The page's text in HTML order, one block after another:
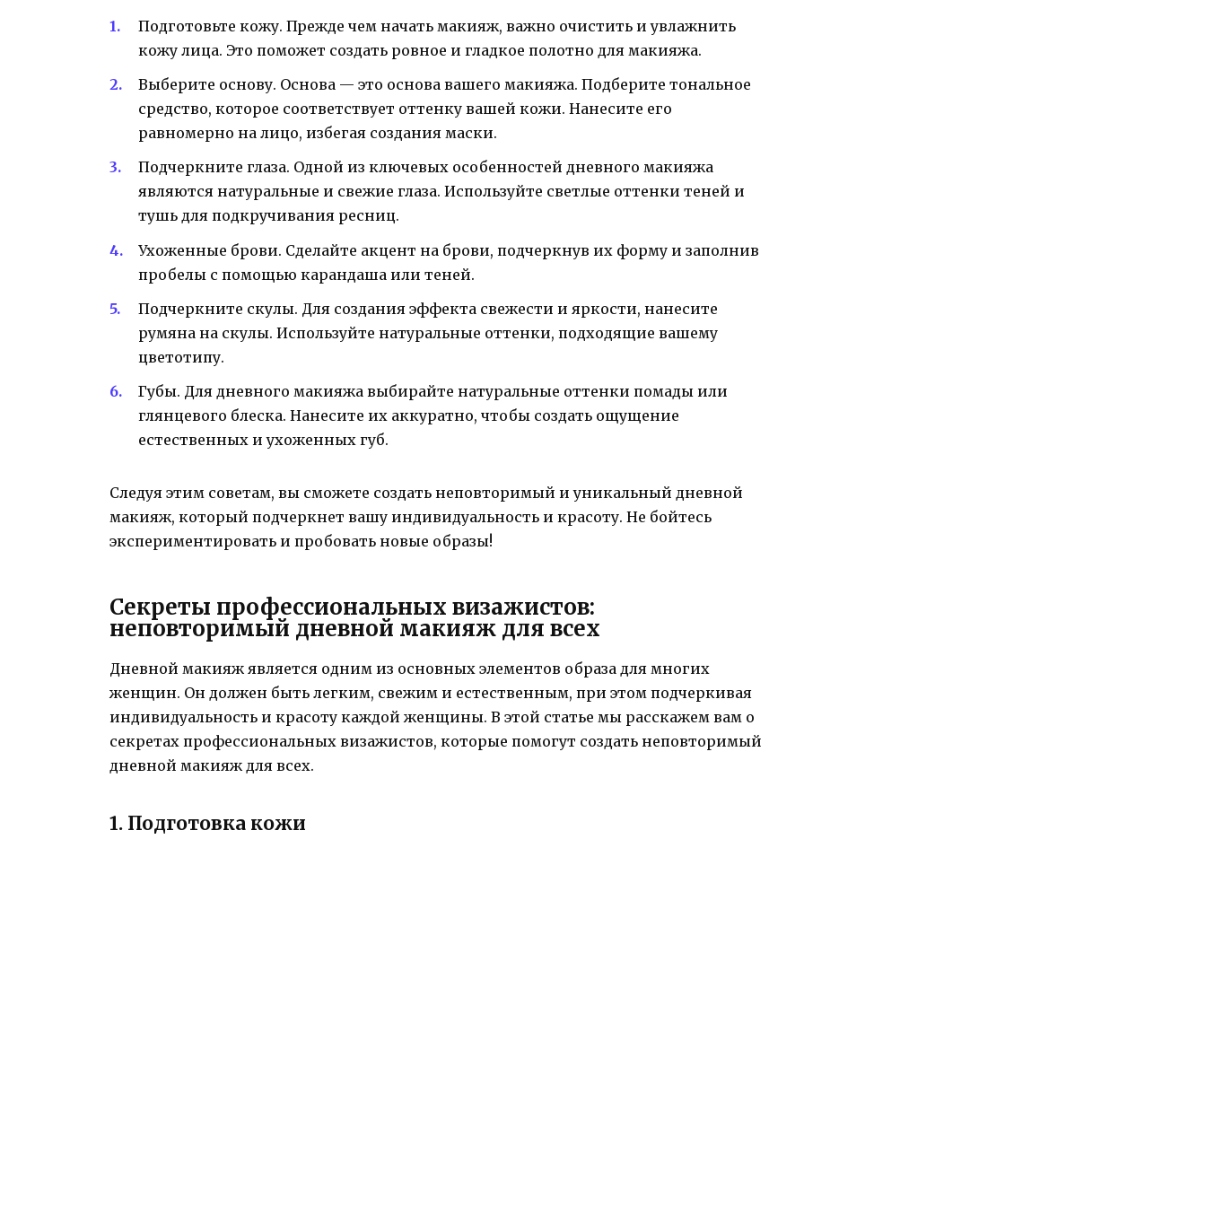
Подготовьте кожу. Прежде чем начать макияж, важно очистить и увлажнить
кожу лица. Это поможет создать ровное и гладкое полотно для макияжа.
Выберите основу. Основа — это основа вашего макияжа. Подберите тональное
средство, которое соответствует оттенку вашей кожи. Нанесите его
равномерно на лицо, избегая создания маски.
Подчеркните глаза. Одной из ключевых особенностей дневного макияжа
являются натуральные и свежие глаза. Используйте светлые оттенки теней и
тушь для подкручивания ресниц.
Ухоженные брови. Сделайте акцент на брови, подчеркнув их форму и заполнив
пробелы с помощью карандаша или теней.
Подчеркните скулы. Для создания эффекта свежести и яркости, нанесите
румяна на скулы. Используйте натуральные оттенки, подходящие вашему
цветотипу.
Губы. Для дневного макияжа выбирайте натуральные оттенки помады или
глянцевого блеска. Нанесите их аккуратно, чтобы создать ощущение
естественных и ухоженных губ.
Следуя этим советам, вы сможете создать неповторимый и уникальный дневной
макияж, который подчеркнет вашу индивидуальность и красоту. Не бойтесь
экспериментировать и пробовать новые образы!
Секреты профессиональных визажистов:
неповторимый дневной макияж для всех
Дневной макияж является одним из основных элементов образа для многих
женщин. Он должен быть легким, свежим и естественным, при этом подчеркивая
индивидуальность и красоту каждой женщины. В этой статье мы расскажем вам о
секретах профессиональных визажистов, которые помогут создать неповторимый
дневной макияж для всех.
1. Подготовка кожи